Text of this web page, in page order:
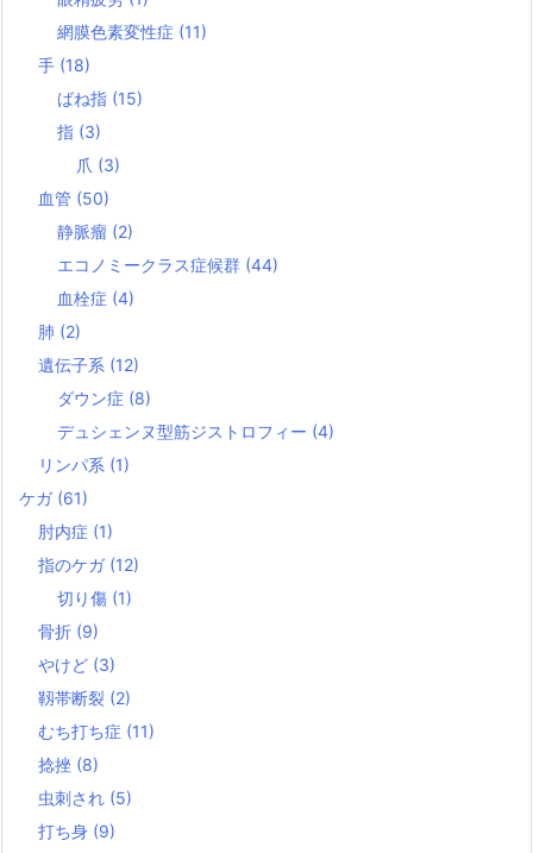
網膜色素変性症 (11)
手 (18)
ばね指 (15)
指 (3)
爪 (3)
血管 (50)
静脈瘤 (2)
エコノミークラス症候群 (44)
血栓症 (4)
肺 (2)
遺伝子系 (12)
ダウン症 (8)
デュシェンヌ型筋ジストロフィー (4)
リンパ系 (1)
ケガ (61)
肘内症 (1)
指のケガ (12)
切り傷 (1)
骨折 (9)
やけど (3)
靱帯断裂 (2)
むち打ち症 (11)
捻挫 (8)
虫刺され (5)
打ち身 (9)